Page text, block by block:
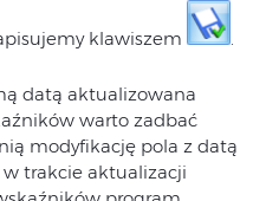
klawiszem .
datą aktualizowana
warto zadbać
modyfikację pola z datą
trakcie aktualizacji